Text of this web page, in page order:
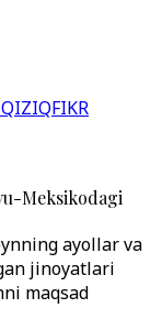
FIKR
Meksikodagi
ayollar va
jinoyatlari
maqsad